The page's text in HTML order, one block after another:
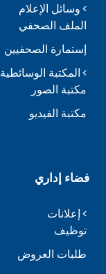
وسائل الإعلام
الملف الصحفي
إستمارة الصحفيين
المكتبة الوسائطية
مكتبة الصور
مكتبة الفيديو
فضاء إداري
إعلانات
توظيف
طلبات العروض